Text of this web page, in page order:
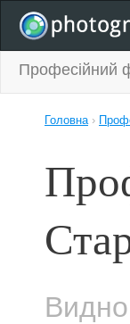
Професійний
Головна›